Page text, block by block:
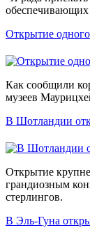
обеспечивающих
Открытие
Как сообщили
музеев
В Шотландии
Открытие
грандиозным
стерлингов.
В Эль-Гуна